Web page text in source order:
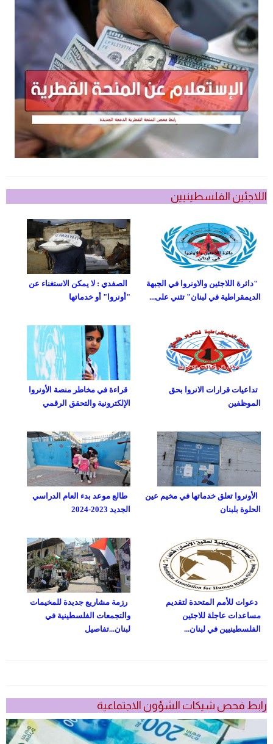
اللاجئين الفلسطينيين
الصفدي : لا يمكن الاستغناء عن
"أونروا" أو خدماتها
"دائرة اللاجئين والاونروا في الجبهة
الديمقراطية في لبنان" تثني على...
قراءة في مخاطر منصة الأونروا
الإلكترونية والتحقق الرقمي
تداعيات قرارات الانروا بحق
الموظفين
طالع موعد بدء العام الدراسي
الجديد 2023-2024
الأونروا تعلق خدماتها في مخيم عين
الحلوة بلبنان
رزمة مشاريع جديدة للمخيمات
والتجمعات الفلسطينية في
لبنان...تفاصيل
دعوات للأمم المتحدة لتقديم
مساعدات عاجلة للاجئين
الفلسطينيين في لبنان...
رابط فحص شيكات الشؤون الاجتماعية